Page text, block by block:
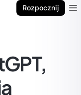
Rozpocznij